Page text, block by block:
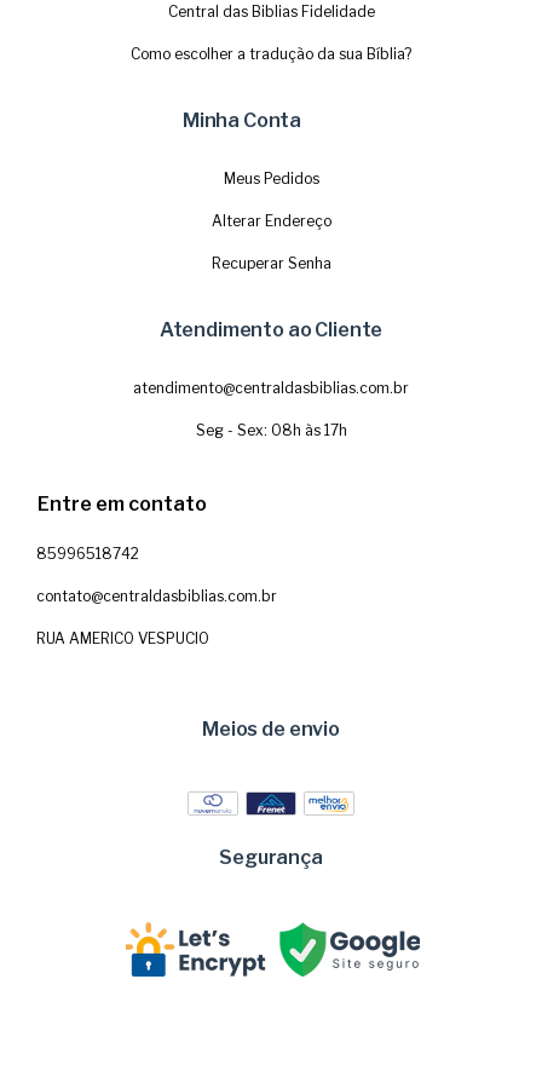
Central das Biblias Fidelidade
Como escolher a tradução da sua Bíblia?
Minha Conta
Meus Pedidos
Alterar Endereço
Recuperar Senha
Atendimento ao Cliente
atendimento@centraldasbiblias.com.br
Seg - Sex: 08h às 17h
Entre em contato
85996518742
contato@centraldasbiblias.com.br
RUA AMERICO VESPUCIO
Meios de envio
Segurança